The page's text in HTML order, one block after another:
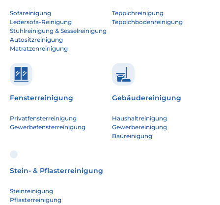
Sofareinigung
Ledersofa-Reinigung
Stuhlreinigung & Sesselreinigung
Autositzreinigung
Matratzenreinigung
Teppichreinigung
Teppichbodenreinigung
Fensterreinigung
Privatfensterreinigung
Gewerbefensterreinigung
Gebäudereinigung
Haushaltreinigung
Gewerbereinigung
Baureinigung
Stein- & Pflasterreinigung
Steinreinigung
Pflasterreinigung